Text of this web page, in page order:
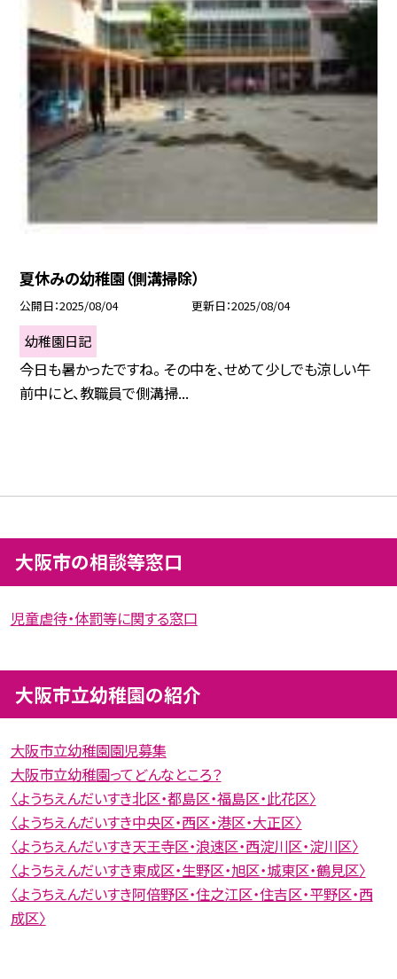
夏休みの幼稚園（側溝掃除）
公開日 2025/08/04 更新日 2025/08/04
幼稚園日記
今日も暑かったですね。 その中を、せめて少しでも涼しい午
前中にと、教職員で側溝掃...
大阪市の相談等窓口
児童虐待・体罰等に関する窓口
大阪市立幼稚園の紹介
大阪市立幼稚園園児募集
大阪市立幼稚園ってどんなところ？
〈ようちえんだいすき北区・都島区・福島区・此花区〉
〈ようちえんだいすき中央区・西区・港区・大正区〉
〈ようちえんだいすき天王寺区・浪速区・西淀川区・淀川区〉
〈ようちえんだいすき東成区・生野区・旭区・城東区・鶴見区〉
〈ようちえんだいすき阿倍野区・住之江区・住吉区・平野区・西
成区〉